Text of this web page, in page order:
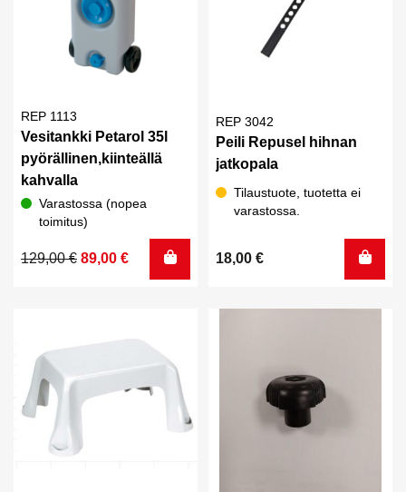
REP 1113
Vesitankki Petarol 35l
pyörällinen,kiinteällä
kahvalla
Varastossa (nopea
toimitus)
129,00€
Alkuperäinen
89,00 €
Nykyinen
REP 3042
Peili Repusel hihnan
jatkopala
Tilaustuote, tuotetta ei
varastossa.
18,00 €